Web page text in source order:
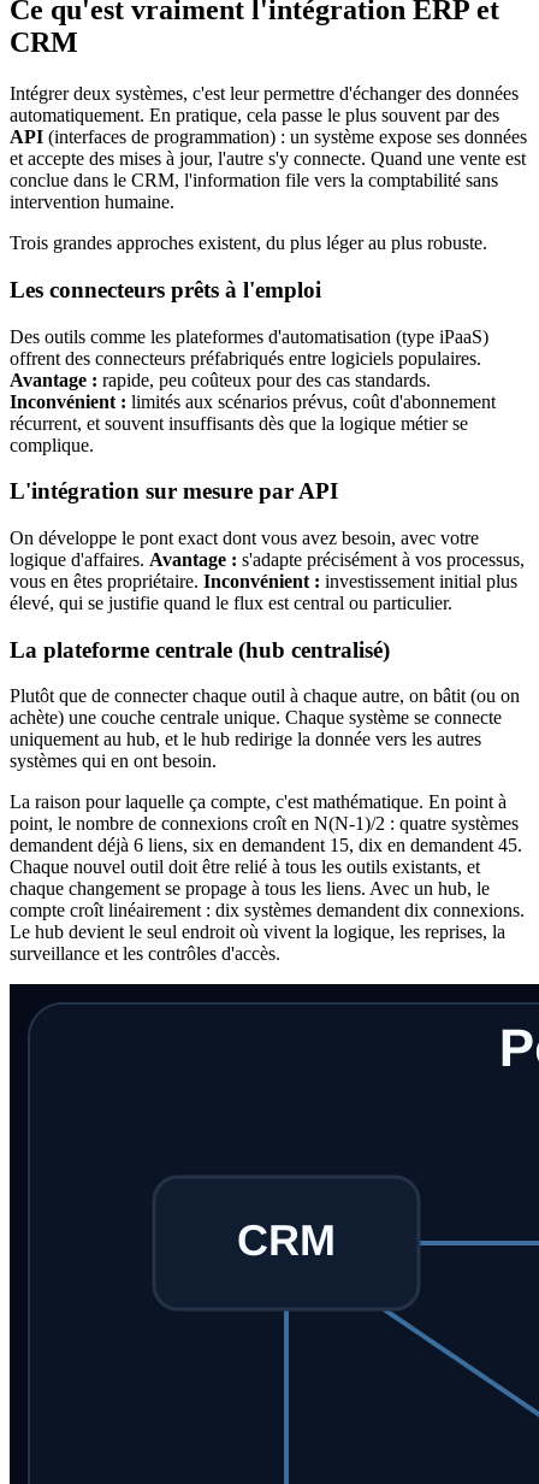
Ce qu'est vraiment l'intégration ERP et
CRM
Intégrer deux systèmes, c'est leur permettre d'échanger des données
automatiquement. En pratique, cela passe le plus souvent par des
API (interfaces de programmation) : un système expose ses données
et accepte des mises à jour, l'autre s'y connecte. Quand une vente est
conclue dans le CRM, l'information file vers la comptabilité sans
intervention humaine.
Trois grandes approches existent, du plus léger au plus robuste.
Les connecteurs prêts à l'emploi
Des outils comme les plateformes d'automatisation (type iPaaS)
offrent des connecteurs préfabriqués entre logiciels populaires.
Avantage : rapide, peu coûteux pour des cas standards.
Inconvénient : limités aux scénarios prévus, coût d'abonnement
récurrent, et souvent insuffisants dès que la logique métier se
complique.
L'intégration sur mesure par API
On développe le pont exact dont vous avez besoin, avec votre
logique d'affaires. Avantage : s'adapte précisément à vos processus,
vous en êtes propriétaire. Inconvénient : investissement initial plus
élevé, qui se justifie quand le flux est central ou particulier.
La plateforme centrale (hub centralisé)
Plutôt que de connecter chaque outil à chaque autre, on bâtit (ou on
achète) une couche centrale unique. Chaque système se connecte
uniquement au hub, et le hub redirige la donnée vers les autres
systèmes qui en ont besoin.
La raison pour laquelle ça compte, c'est mathématique. En point à
point, le nombre de connexions croît en N(N-1)/2 : quatre systèmes
demandent déjà 6 liens, six en demandent 15, dix en demandent 45.
Chaque nouvel outil doit être relié à tous les outils existants, et
chaque changement se propage à tous les liens. Avec un hub, le
compte croît linéairement : dix systèmes demandent dix connexions.
Le hub devient le seul endroit où vivent la logique, les reprises, la
surveillance et les contrôles d'accès.